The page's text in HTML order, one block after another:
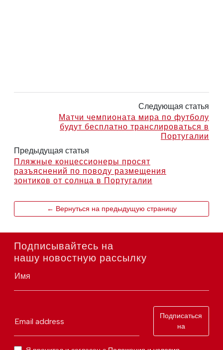
Следующая статья
Матчи чемпионата мира по футболу
будут бесплатно транслироваться в
Португалии
Предыдущая статья
Пляжные концессионеры просят
разъяснений по поводу размещения
зонтиков от солнца в Португалии
← Вернуться на предыдущую страницу
Подписывайтесь на
нашу новостную рассылку
Имя
Email address
Подписаться
на